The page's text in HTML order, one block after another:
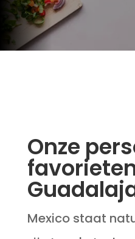
Onze
Mexico staat